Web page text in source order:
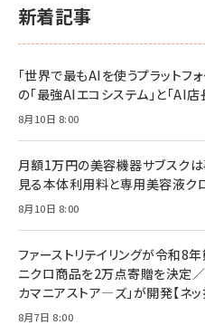
￥1,815
る時代の成長戦
￥2,420
￥2,200
anan(アンア
年後半、あなた
ママ投資家が育
￥1,870
組織の成果を最
￥1,980
￥2,750
Amazonラン
新着記事
「世界で最もAIを使うプラットフ
の「最強AIエコシステム」と「AI
8月10日 8:00
月額1万円の美容機器サブスク
見る本体利用料と専用美容液ク
8月10日 8:00
ファーストリテイリングが令和8
ニクロ商品を2万点寄贈を決定
カマニアストア―ズ」が開発【ネッ
8月7日 8:00